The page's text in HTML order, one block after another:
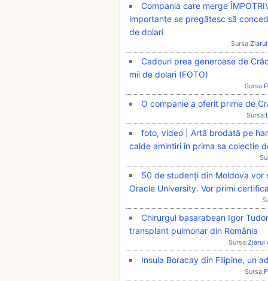
Compania care merge
importante se pregătesc să
de dolari
Sursa:
Cadouri prea generoase de
mii de dolari (FOTO)
Sursa:
O companie a oferit prime de
Sursa:
foto, video | Artă brodată pe
calde amintiri în prima sa colecție
50 de studenți din Moldova
Oracle University. Vor primi
Chirurgul basarabean Igor
transplant pulmonar din România
Sursa:Ziarul
Insula Boracay din Filipine, un
Sursa: